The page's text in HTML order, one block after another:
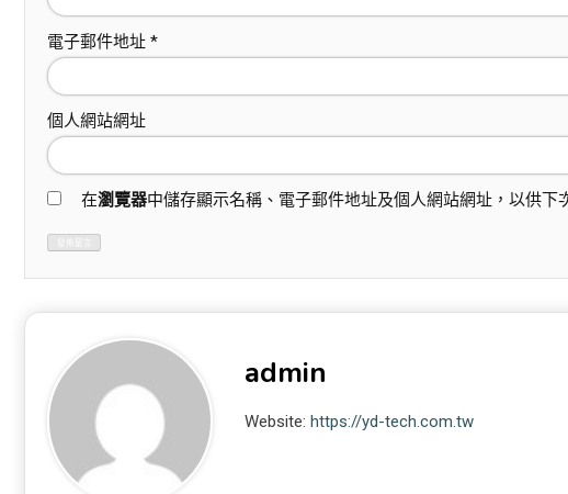
電子郵件地址 *
個人網站網址
在瀏覽器中儲存顯示名稱、電子郵件地址及個人網站網址，以供下
admin
Website:https://yd-tech.com.tw